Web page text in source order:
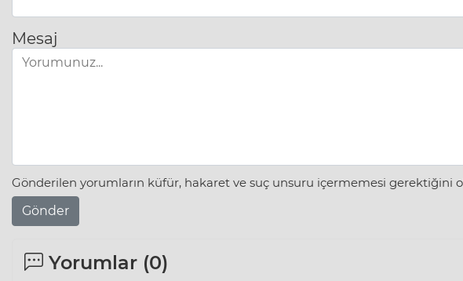
Mesaj
Gönderilen yorumların küfür, hakaret ve suç unsuru içermemesi gerektiğini
Gönder
Yorumlar (0)